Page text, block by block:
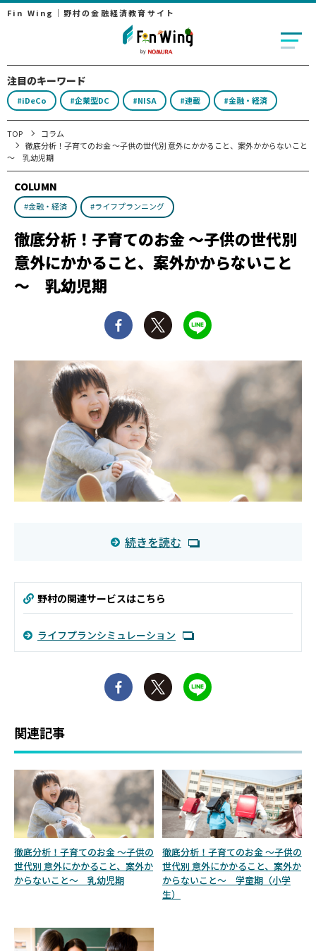
Fin Wing｜野村の金融経済教育サイト
注目のキーワード
#iDeCo #企業型DC #NISA #連載 #金融・経済
TOP
コラム
徹底分析！子育てのお金 ～子供の世代別 意外にかかること、案外かからないこと
～ 乳幼児期
COLUMN
#金融・経済 #ライフプランニング
徹底分析！子育てのお金 ～子供の世代別
意外にかかること、案外かからないこと
～ 乳幼児期
続きを読む
野村の関連サービスはこちら
ライフプランシミュレーション
関連記事
徹底分析！子育てのお金 ～子供の
世代別 意外にかかること、案外か
からないこと～ 乳幼児期
徹底分析！子育てのお金 ～子供の
世代別 意外にかかること、案外か
からないこと～ 学童期（小学
生）